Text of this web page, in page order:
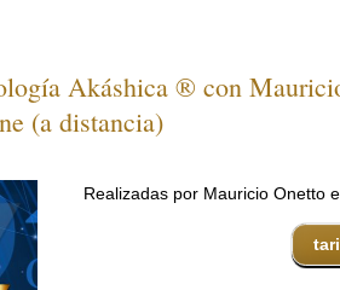
Akáshica ® con
(a distancia)
Realizadas por Mauricio Onetto